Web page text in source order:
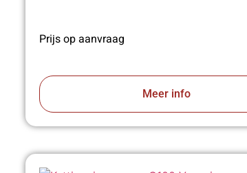
Prijs op aanvraag
Meer info